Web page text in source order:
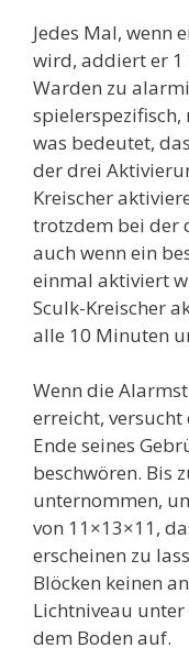
Jedes Mal, wenn
wird, addiert er 1
Warden zu
spielerspezifisch,
was bedeutet,
der drei
Kreischer
trotzdem bei der
auch wenn ein
einmal aktiviert
Sculk-Kreischer
alle 10 Minuten
Wenn die
erreicht, versucht
Ende seines
beschwören. Bis
unternommen,
von 11×13×11,
erscheinen zu
Blöcken keinen
Lichtniveau
dem Boden auf.